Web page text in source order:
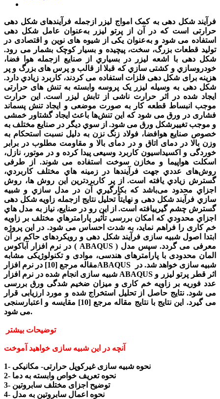
فرآیند شکل ­دهی به کمک امواج لیزر ازجمله فرآیندهای شکل­ دهی
حرارتی است که در آن از پرتو لیزر به‌عنوان عامل شکل­ دهی
استفاده می­ شود و به‌عنوان یکی از شیوه­ های نوین و اقتصادی در
تولید قطعات بزرگ، سخت، پیچیده و بسیار کوچک بشمار می ­رود.
شکل­ دهی با اشعه لیزر در بسیاري از صنایع ازجمله هوا فضا،
خودروسازي و کشتی ­سازي که قبلا از قالب­ و پرس­ های بزرگ و پر
هزینه برای شکل ­دهی فلزات استفاده می­ کردند، کاربرد زیادي دارد.
شکل ­دهی به وسیله لیزر یک پروسه وابسته به تنش­ های حرارتی
ایجاد شده در اثر حرارت ناشی از تابش لیزر است. این حرارت
موجب انبساط قطعه کار به‌ صورت موضعی و ایجاد تنش پسماند
فشاری در ورق می ­شود که این تنش‌ها باعث ایجاد گشتاور خمشی
و موجب تغییرشکل ورق می ­شود. از سوي دیگر در صنایع مختلف به
خصوص صنایع هوافضا، فولاد زنگ نزن به دلیل نسبت استحکام به
وزن بالا در دمای اتاق و در دمای بالا و مقاومت مطلوب در برابر
خوردگی و اکسیداسیون کاربرد وسیعی پیدا کرده و در موتور، نازل،
اسکلت هواپیما و مخازن سوخت استفاده می­ شوند. از طرفی
روش‌های عددي جهت فرآیندها در زمینه­ هاي مختلف کاربردي،
گسترش زیادي یافته است. از پر کاربردترین این روش­ ها، روش
اجزاي محدود می‌باشد که بکارگیري آن در مدل سازي و شبیه
سازي فرآیند شکل­ دهی و نهایتاً تحلیل نتایج ازجمله زاویه شکل­ دهی
گسترش چشم گیرییافته است. از این رو در صنایع، نیاز به مدل­ هاي
اجزاي محدودي که امکان بررسی تأثیر پارامترهاي مختلف بر زاویه
خم کاری را فراهم نماید، به شدت احساس می­ شود. در این پروژه
ابتدا اصول شبیه ­سازی فرآیند شکل­ دهی و رویکردهای حاکم بر آن
در نرم افزار آباکوس ( ABAQUS ) معرفی می­ گردد. سپس مدل
المان محدودی با پارامترهای هندسی، موادی و تکنولوژیکی مشابه
مقاله مرجع [10] در نرم ­افزارABAQUS شبیه­ سازی خواهد شد. در
شبیه­ سازی انجام شده در نرم افزار ABAQUS اثر قطر پرتو لیزر و
عدد فوریه بر زاویه خم کاری و میزان ضخیم­ شدگی ورق بررسی
می­ شود. نتایج حاصل از تحلیل استخراج شده و مورد ارزیابی قرار
می­ گیرد. این نتایج با نتایج مقاله مرجع [10] مقایسه و اعتبارسنجی
می­ شود.
توضیحات بیشتر
آنچه در این شبیه سازی خواهید آموخت
1- نحوه شبیه سازی غیرکوپل حرارتی- مکانیکی
2- نحوه تعریف خواص وابسته به دما
3- توضیح اجزای مختلف سابروتین
4- نحوه اعمال سابروتین به مدل